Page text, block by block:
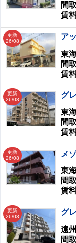
間
賃料
更新
26/08
ア
東
間
賃
更新
26/08
グ
間
賃料
更新
26/08
メ
東
間
賃
更新
26/08
グ
遠
間